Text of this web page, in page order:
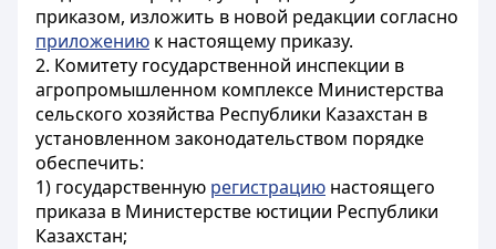
приказом, изложить в новой редакции согласно
приложению к настоящему приказу.
2. Комитету государственной инспекции в
агропромышленном комплексе Министерства
сельского хозяйства Республики Казахстан в
установленном законодательством порядке
обеспечить:
1) государственную регистрацию настоящего
приказа в Министерстве юстиции Республики
Казахстан;